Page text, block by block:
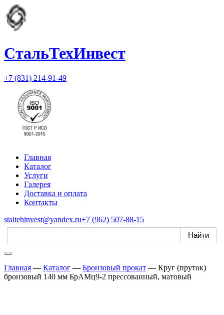
СтальТехИнвест
+7 (831) 214-91-49
Главная
Каталог
Услуги
Галерея
Доставка и оплата
Контакты
staltehinvest@yandex.ru+7 (962) 507-88-15
Главная — Каталог — Бронзовый прокат — Круг (пруток)
бронзовый 140 мм БрАМц9-2 прессованный, матовый